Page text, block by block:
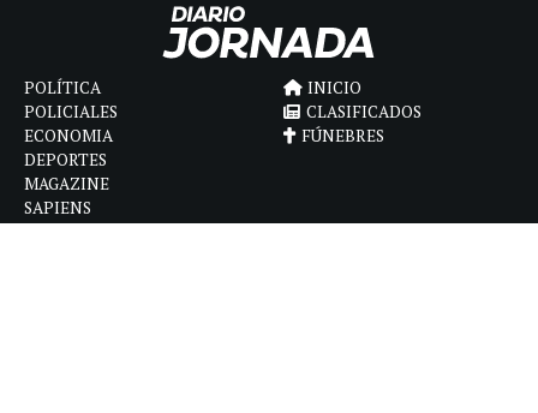
POLÍTICA
POLICIALES
ECONOMIA
DEPORTES
MAGAZINE
SAPIENS
INICIO
CLASIFICADOS
FÚNEBRES